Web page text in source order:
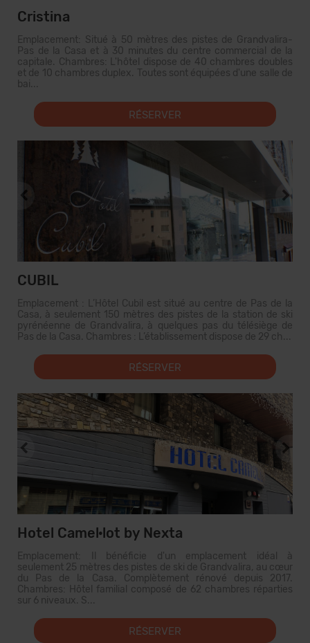
Cristina
Emplacement: Situé à 50 mètres des pistes de Grandvalira-
Pas de la Casa et à 30 minutes du centre commercial de la
capitale. Chambres: L'hôtel dispose de 40 chambres doubles
et de 10 chambres duplex. Toutes sont équipées d'une salle de
bai...
RÉSERVER
CUBIL
Emplacement : L’Hôtel Cubil est situé au centre de Pas de la
Casa, à seulement 150 mètres des pistes de la station de ski
pyrénéenne de Grandvalira, à quelques pas du télésiège de
Pas de la Casa. Chambres : L’établissement dispose de 29 ch...
RÉSERVER
Hotel Camel·lot by Nexta
Emplacement: Il bénéficie d'un emplacement idéal à
seulement 25 mètres des pistes de ski de Grandvalira, au cœur
du Pas de la Casa. Complètement rénové depuis 2017.
Chambres: Hôtel familial composé de 62 chambres réparties
sur 6 niveaux. S...
RÉSERVER